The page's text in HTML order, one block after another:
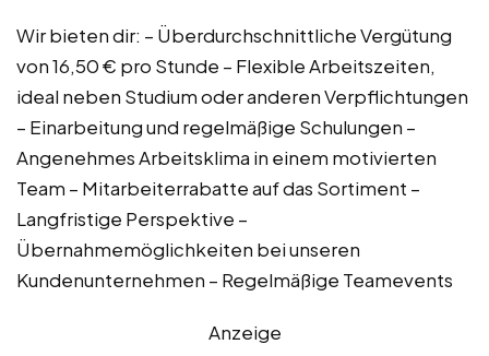
Wir bieten dir: – Überdurchschnittliche Vergütung
von 16,50 € pro Stunde – Flexible Arbeitszeiten,
ideal neben Studium oder anderen Verpflichtungen
– Einarbeitung und regelmäßige Schulungen –
Angenehmes Arbeitsklima in einem motivierten
Team – Mitarbeiterrabatte auf das Sortiment –
Langfristige Perspektive –
Übernahmemöglichkeiten bei unseren
Kundenunternehmen – Regelmäßige Teamevents
Anzeige